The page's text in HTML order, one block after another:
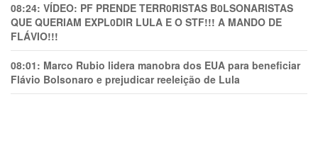
08:24: VÍDEO: PF PRENDE TERR0RlSTAS B0LSONARlSTAS
QUE QUERIAM EXPL0DlR LULA E O STF!!! A MANDO DE
FLÁVIO!!!
08:01: Marco Rubio lidera manobra dos EUA para beneficiar
Flávio Bolsonaro e prejudicar reeleição de Lula